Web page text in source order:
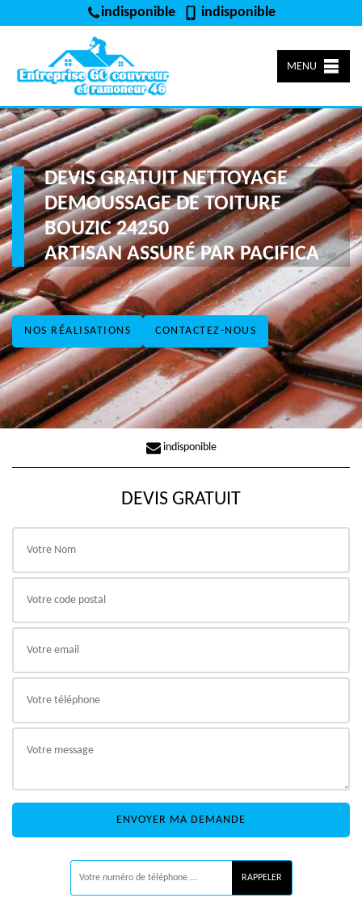
indisponible indisponible
MENU
NOS RÉALISATIONS CONTACTEZ-NOUS
DEVIS GRATUIT NETTOYAGE
DEMOUSSAGE DE TOITURE
BOUZIC 24250
ARTISAN ASSURÉ PAR PACIFICA
indisponible
DEVIS GRATUIT